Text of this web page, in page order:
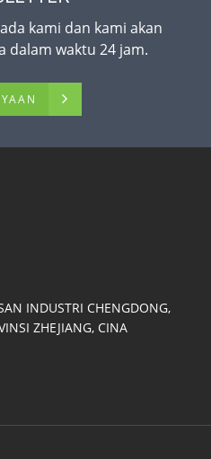
kami dan kami akan
dalam waktu 24 jam.
INDUSTRI CHENGDONG,
ZHEJIANG, CINA